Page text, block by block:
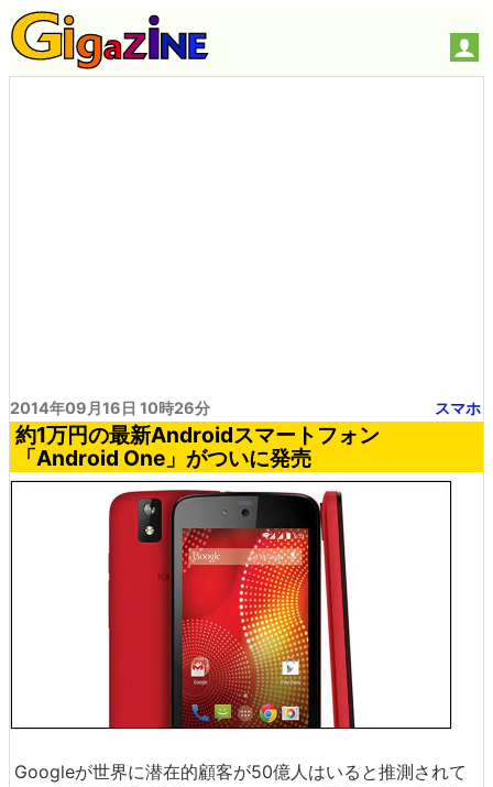
2014年09月16日 10時26分 スマホ
約1万円の最新Androidスマートフォン
「Android One」がついに発売
Googleが世界に潜在的顧客が50億人はいると推測されて